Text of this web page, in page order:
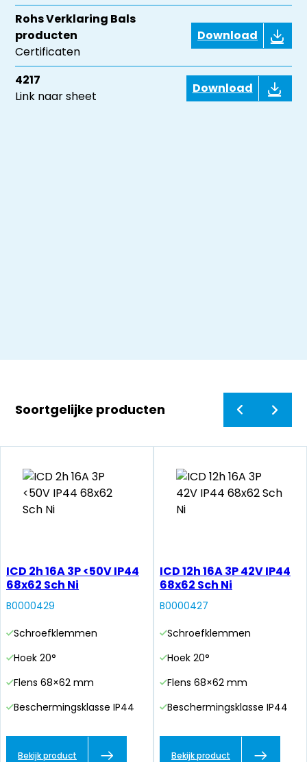
Rohs Verklaring Bals
producten
Certificaten
Download
4217
Link naar sheet
Download
Soortgelijke producten
ICD 2h 16A 3P <50V IP44
68x62 Sch Ni
B0000429
Schroefklemmen
Hoek 20°
Flens 68×62 mm
Beschermingsklasse IP44
Bekijk product
ICD 12h 16A 3P 42V IP44
68x62 Sch Ni
B0000427
Schroefklemmen
Hoek 20°
Flens 68×62 mm
Beschermingsklasse IP44
Bekijk product